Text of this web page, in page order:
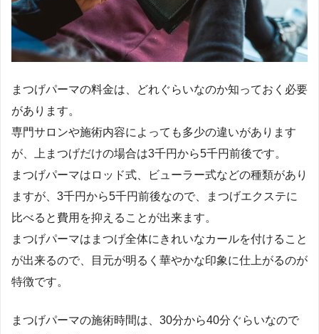
まつげパーマの料金は、どれぐらいなのか知っておく必要
があります。
専門サロンや施術内容によっても多少の違いがあります
が、上まつげだけの場合は3千円から5千円前後です。
まつげパーマはロッド式、ビューラー式などの種類があり
ますが、3千円から5千円前後なので、まつげエクステに
比べると費用を抑えることが出来ます。
まつげパーマはまつげ全体にきれいなカールを付けること
が出来るので、目元が明るく華やかな印象に仕上がるのが
特徴です。
まつげパーマの施術時間は、30分から40分ぐらいなので